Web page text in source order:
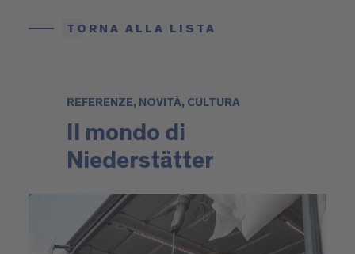
TORNA ALLA LISTA
REFERENZE, NOVITÀ, CULTURA
Il mondo di
Niederstätter